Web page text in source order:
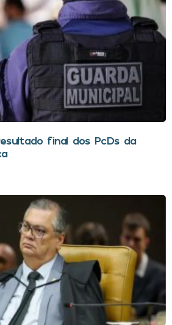
final dos PcDs da